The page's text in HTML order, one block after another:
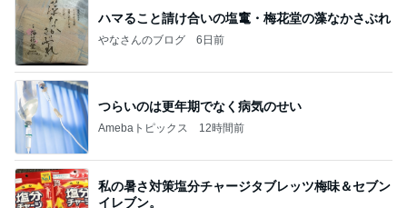
ハマること請け合いの塩竃・梅花堂の藻なかさぶれ
やなさんのブログ 6日前
つらいのは更年期でなく病気のせい
Amebaトピックス 12時間前
私の暑さ対策塩分チャージタブレッツ梅味＆セブン
イレブン。